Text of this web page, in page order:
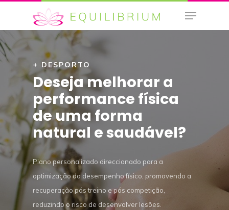
Hit enter to search or ESC to close
+ DESPORTO
Deseja melhorar a
performance física
de uma forma
natural e saudável?
Plano personalizado direccionado para a
optimização do desempenho físico, promovendo a
recuperação pós treino e pós competição,
reduzindo o risco de desenvolver lesões.